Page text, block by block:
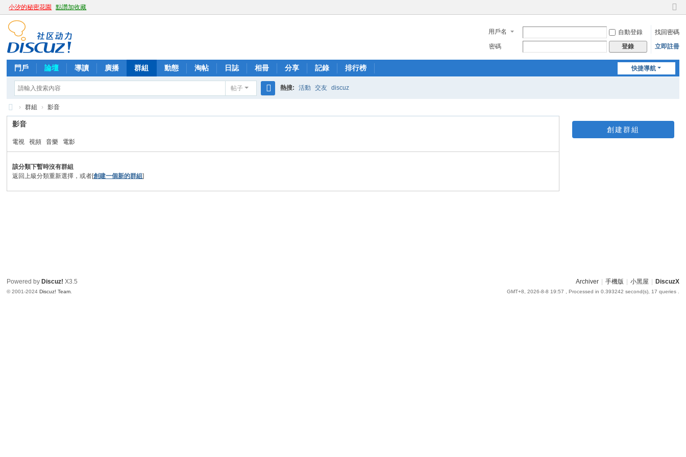
小汐的秘密花園 點讚加收藏
切
到
窄
用戶名 自動登錄
找回密碼
密碼
登錄 立即註冊
快捷導航
門戶 論壇 導讀 廣播 群組 動態 淘帖 日誌 相冊 分享 記錄 排行榜
帖子
索
熱搜: 活動 交友 discuz
向
日
葵
茶
坊
h7
› 群組 › 影音
影音
電視 視頻 音樂 電影
該分類下暫時沒有群組
返回上級分類重新選擇，或者[創建一個新的群組]
創建群組
Archiver 手機版 小黑屋 DiscuzX
GMT+8, 2026-8-8 19:57 , Processed in 0.393242 second(s), 17 queries .
Powered by Discuz! X3.5
© 2001-2024Discuz! Team